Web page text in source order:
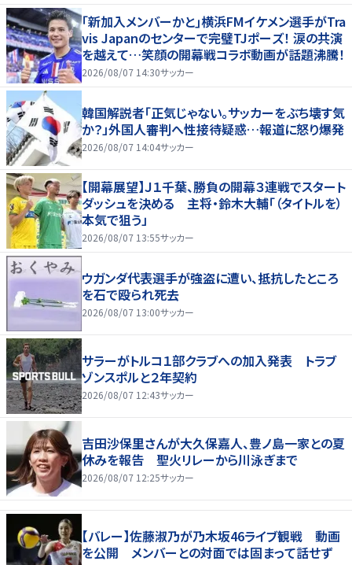
｢新加入メンバーかと｣横浜FMイケメン選手がTra
vis Japanのセンターで完璧TJポーズ！ 涙の共演
を越えて…笑顔の開幕戦コラボ動画が話題沸騰！
2026/08/07 14:30サッカー
韓国解説者「正気じゃない。サッカーをぶち壊す気
か？」外国人審判へ性接待疑惑…報道に怒り爆発
2026/08/07 14:04サッカー
【開幕展望】Ｊ１千葉、勝負の開幕３連戦でスタート
ダッシュを決める 主将・鈴木大輔「（タイトルを）
本気で狙う」
2026/08/07 13:55サッカー
ウガンダ代表選手が強盗に遭い、抵抗したところ
を石で殴られ死去
2026/08/07 13:00サッカー
サラーがトルコ１部クラブへの加入発表 トラブ
ゾンスポルと２年契約
2026/08/07 12:43サッカー
吉田沙保里さんが大久保嘉人、豊ノ島一家との夏
休みを報告 聖火リレーから川泳ぎまで
2026/08/07 12:25サッカー
【バレー】佐藤淑乃が乃木坂46ライブ観戦 動画
を公開 メンバーとの対面では固まって話せず